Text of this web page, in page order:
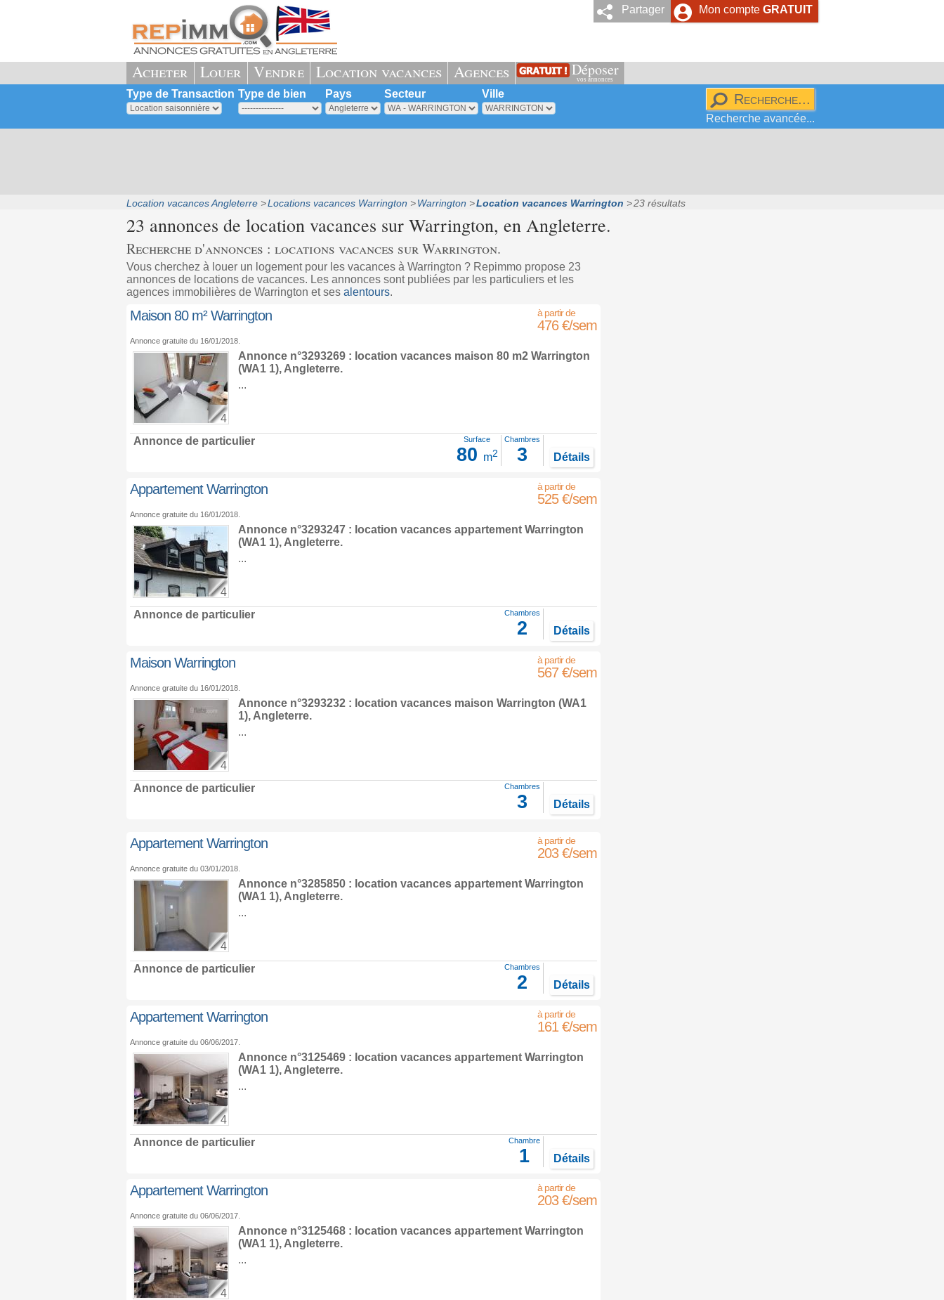
Mon compte GRATUIT
Partager
Acheter Louer Vendre Location vacances Agences Déposer
vos annonces
Type de Transaction Type de bien Pays Secteur Ville
Recherche avancée...
Location vacances Angleterre Locations vacances Warrington Warrington Location vacances Warrington 23 résultats
23 annonces de location vacances sur Warrington, en Angleterre.
Recherche d'annonces : locations vacances sur Warrington.
Vous cherchez à louer un logement pour les vacances à Warrington ? Repimmo propose 23
annonces de locations de vacances. Les annonces sont publiées par les particuliers et les
agences immobilières de Warrington et ses alentours.
Maison 80 m² Warrington
476 €/sem
Annonce gratuite du 16/01/2018.
4
Annonce n°3293269 : location vacances maison 80 m2 Warrington
(WA1 1), Angleterre.
...
Annonce de particulier Surface
80 m2
Chambres
3 Détails
Appartement Warrington
525 €/sem
Annonce gratuite du 16/01/2018.
4
Annonce n°3293247 : location vacances appartement Warrington
(WA1 1), Angleterre.
...
Annonce de particulier Chambres
2 Détails
Maison Warrington
567 €/sem
Annonce gratuite du 16/01/2018.
4
Annonce n°3293232 : location vacances maison Warrington (WA1
1), Angleterre.
...
Annonce de particulier Chambres
3 Détails
Appartement Warrington
203 €/sem
Annonce gratuite du 03/01/2018.
4
Annonce n°3285850 : location vacances appartement Warrington
(WA1 1), Angleterre.
...
Annonce de particulier Chambres
2 Détails
Appartement Warrington
161 €/sem
Annonce gratuite du 06/06/2017.
4
Annonce n°3125469 : location vacances appartement Warrington
(WA1 1), Angleterre.
...
Annonce de particulier Chambre
1 Détails
Appartement Warrington
203 €/sem
Annonce gratuite du 06/06/2017.
4
Annonce n°3125468 : location vacances appartement Warrington
(WA1 1), Angleterre.
...